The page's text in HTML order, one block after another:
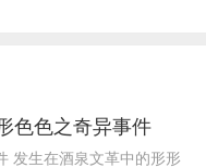
色色之奇异事件
发生在酒泉文革中的形形